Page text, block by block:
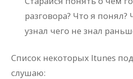
разговора? Что я понял?
узнал чего не знал
Список некоторых Itunes
слушаю: